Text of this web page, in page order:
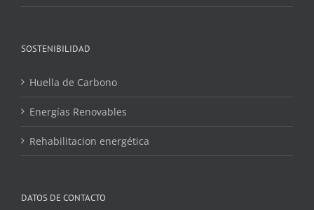
SOSTENIBILIDAD
Huella de Carbono
Energías Renovables
Rehabilitacion energética
DATOS DE CONTACTO